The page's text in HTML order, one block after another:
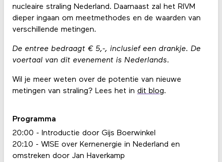
nucleaire straling Nederland. Daarnaast zal het RIVM
dieper ingaan om meetmethodes en de waarden van
verschillende metingen.
De entree bedraagt € 5,-, inclusief een drankje. De
voertaal van dit evenement is Nederlands.
Wil je meer weten over de potentie van nieuwe
metingen van straling? Lees het in dit blog.
Programma
20:00 - Introductie door Gijs Boerwinkel
20:10 - WISE over Kernenergie in Nederland en
omstreken door Jan Haverkamp